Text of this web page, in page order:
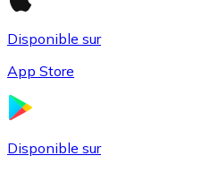
Disponible sur
App Store
Disponible sur